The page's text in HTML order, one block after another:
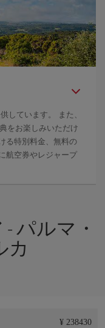
しています。 また、
をお楽しみいただけ
る特別料金、無料の
航空券やレジャープ
パルマ・
カ
¥ 238430